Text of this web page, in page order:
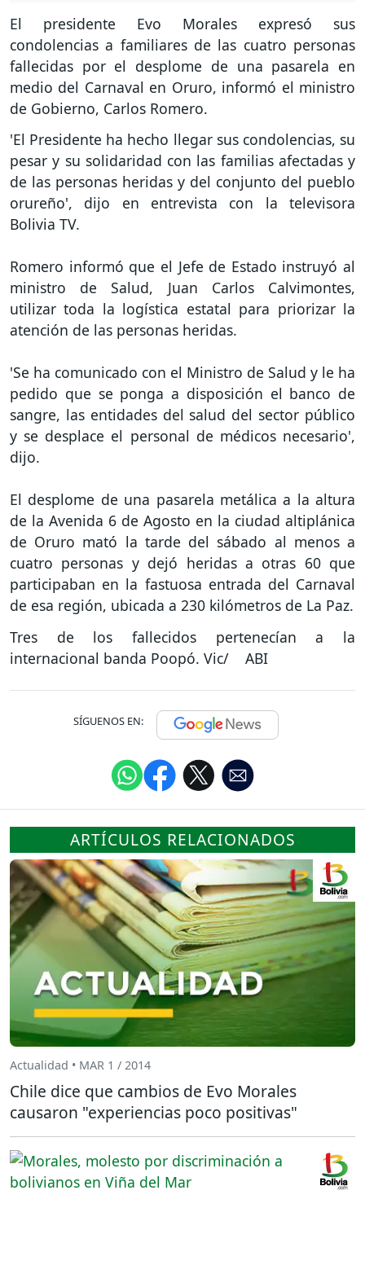
El presidente Evo Morales expresó sus
condolencias a familiares de las cuatro personas
fallecidas por el desplome de una pasarela en
medio del Carnaval en Oruro, informó el ministro
de Gobierno, Carlos Romero.
'El Presidente ha hecho llegar sus condolencias, su
pesar y su solidaridad con las familias afectadas y
de las personas heridas y del conjunto del pueblo
orureño', dijo en entrevista con la televisora
Bolivia TV.
Romero informó que el Jefe de Estado instruyó al
ministro de Salud, Juan Carlos Calvimontes,
utilizar toda la logística estatal para priorizar la
atención de las personas heridas.
'Se ha comunicado con el Ministro de Salud y le ha
pedido que se ponga a disposición el banco de
sangre, las entidades del salud del sector público
y se desplace el personal de médicos necesario',
dijo.
El desplome de una pasarela metálica a la altura
de la Avenida 6 de Agosto en la ciudad altiplánica
de Oruro mató la tarde del sábado al menos a
cuatro personas y dejó heridas a otras 60 que
participaban en la fastuosa entrada del Carnaval
de esa región, ubicada a 230 kilómetros de La Paz.
Tres de los fallecidos pertenecían a la
internacional banda Poopó. Vic/ ABI
SÍGUENOS EN:
ARTÍCULOS RELACIONADOS
Actualidad • MAR 1 / 2014
Chile dice que cambios de Evo Morales
causaron "experiencias poco positivas"